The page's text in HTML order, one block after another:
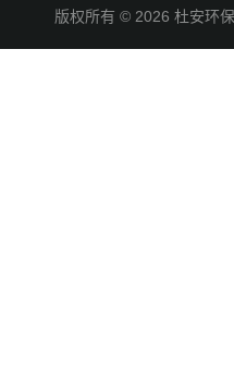
版权所有 © 2026 杜安